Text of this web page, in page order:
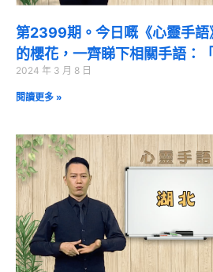
第2399期。今日嘅《心靈手語
的櫻花，一齊睇下相關手語：
2024 年 3 月 8 日
閱讀更多 »